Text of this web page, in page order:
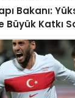
Bakanı:
Büyük Katkı